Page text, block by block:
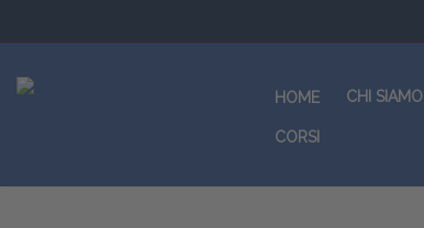
HOME CHI SIAMO
CORSI